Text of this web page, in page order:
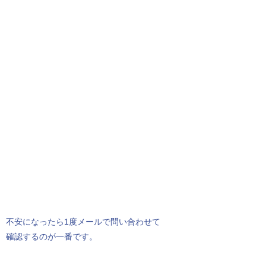
不安になったら1度メールで問い合わせて
確認するのが一番です。